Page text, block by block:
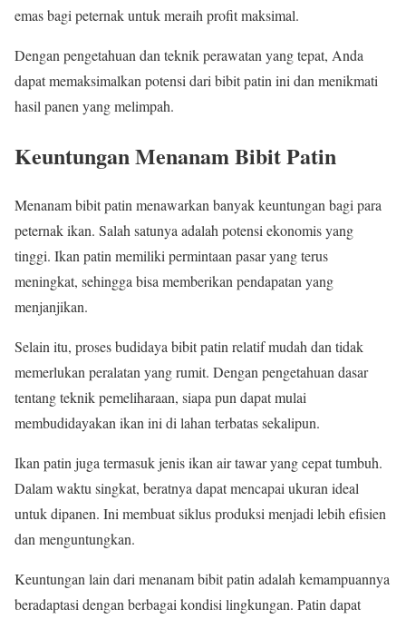
emas bagi peternak untuk meraih profit maksimal.
Dengan pengetahuan dan teknik perawatan yang tepat, Anda
dapat memaksimalkan potensi dari bibit patin ini dan menikmati
hasil panen yang melimpah.
Keuntungan Menanam Bibit Patin
Menanam bibit patin menawarkan banyak keuntungan bagi para
peternak ikan. Salah satunya adalah potensi ekonomis yang
tinggi. Ikan patin memiliki permintaan pasar yang terus
meningkat, sehingga bisa memberikan pendapatan yang
menjanjikan.
Selain itu, proses budidaya bibit patin relatif mudah dan tidak
memerlukan peralatan yang rumit. Dengan pengetahuan dasar
tentang teknik pemeliharaan, siapa pun dapat mulai
membudidayakan ikan ini di lahan terbatas sekalipun.
Ikan patin juga termasuk jenis ikan air tawar yang cepat tumbuh.
Dalam waktu singkat, beratnya dapat mencapai ukuran ideal
untuk dipanen. Ini membuat siklus produksi menjadi lebih efisien
dan menguntungkan.
Keuntungan lain dari menanam bibit patin adalah kemampuannya
beradaptasi dengan berbagai kondisi lingkungan. Patin dapat